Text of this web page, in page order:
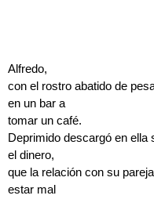
Alfredo,
con el rostro abatido de
en un bar a
tomar un café.
Deprimido descargó en
el dinero,
que la relación con su
estar mal